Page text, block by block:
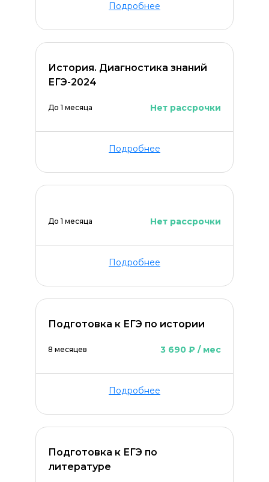
Подробнее
История. Диагностика знаний
ЕГЭ-2024
До 1 месяца Нет рассрочки
Подробнее
До 1 месяца Нет рассрочки
Подробнее
Подготовка к ЕГЭ по истории
8 месяцев 3 690 ₽ / мес
Подробнее
Подготовка к ЕГЭ по
литературе